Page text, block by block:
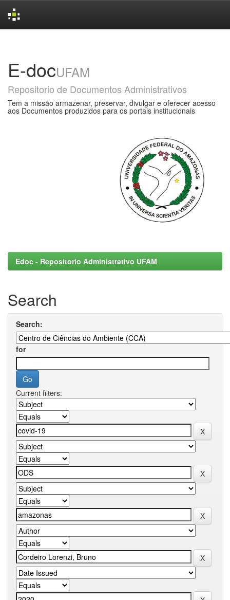
E-docUFAM
Repositorio de Documentos Administrativos
Tem a missão armazenar, preservar, divulgar e oferecer acesso
aos Documentos produzidos para os portais institucionais
Edoc - Repositorio Administrativo UFAM
Search
Search:
for
Current filters: